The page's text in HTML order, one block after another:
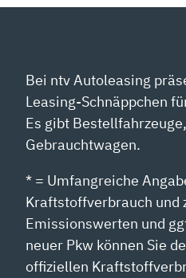
Bei ntv Autoleasing
Leasing-Schnäppchen
Es gibt
Gebrauchtwagen.
* = Umfangreiche
Kraftstoffverbrauch und
Emissionswerten und
neuer Pkw können Sie
offiziellen